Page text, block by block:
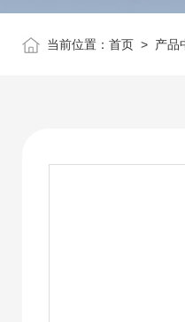
当前位置： 首页 > 产品